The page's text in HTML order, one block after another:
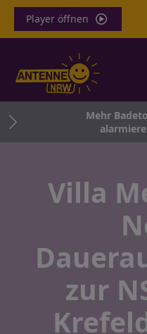
Player öffnen
Mehr
Villa
zur